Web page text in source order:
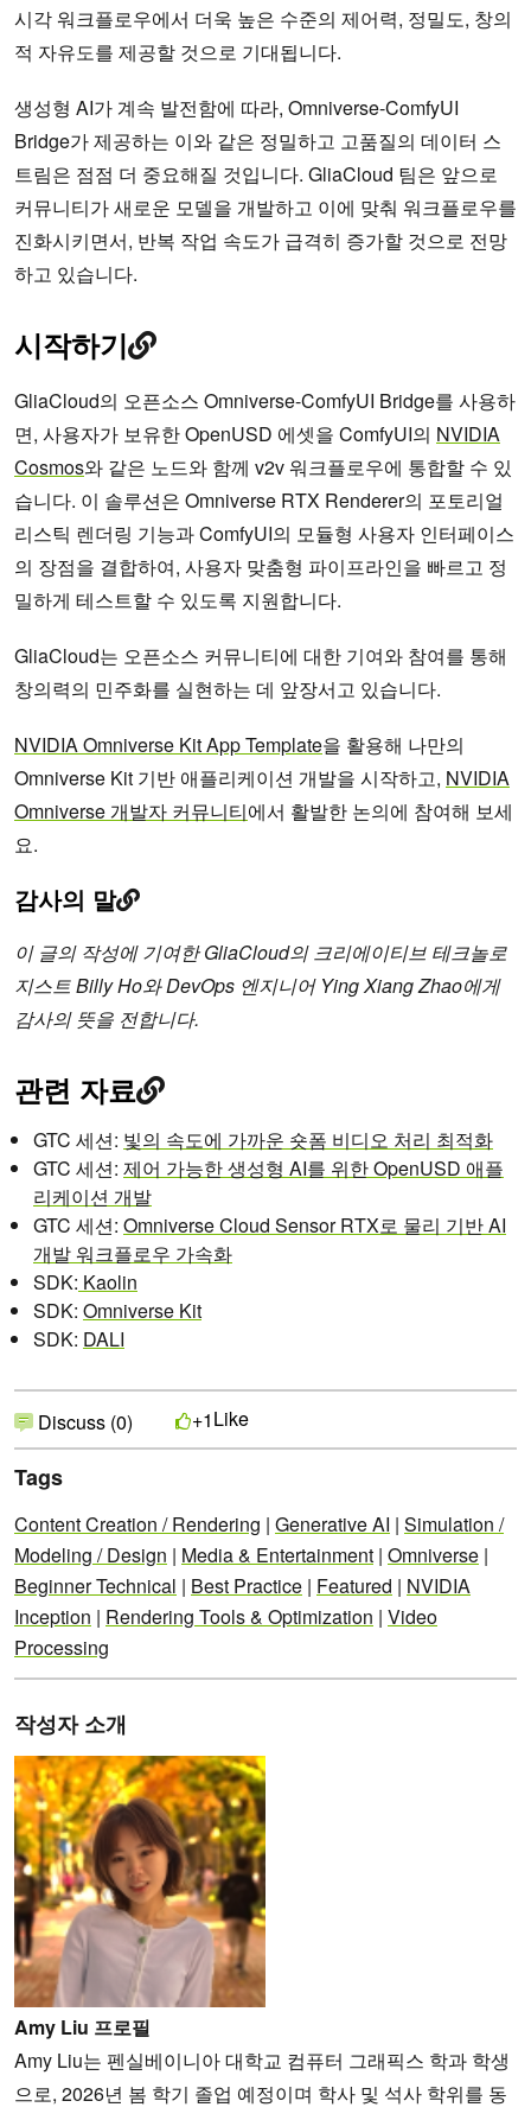
시각 워크플로우에서 더욱 높은 수준의 제어력, 정밀도, 창의
적 자유도를 제공할 것으로 기대됩니다.
생성형 AI가 계속 발전함에 따라, Omniverse-ComfyUI
Bridge가 제공하는 이와 같은 정밀하고 고품질의 데이터 스
트림은 점점 더 중요해질 것입니다. GliaCloud 팀은 앞으로
커뮤니티가 새로운 모델을 개발하고 이에 맞춰 워크플로우를
진화시키면서, 반복 작업 속도가 급격히 증가할 것으로 전망
하고 있습니다.
시작하기
GliaCloud의 오픈소스 Omniverse-ComfyUI Bridge를 사용하
면, 사용자가 보유한 OpenUSD 에셋을 ComfyUI의 NVIDIA
Cosmos와 같은 노드와 함께 v2v 워크플로우에 통합할 수 있
습니다. 이 솔루션은 Omniverse RTX Renderer의 포토리얼
리스틱 렌더링 기능과 ComfyUI의 모듈형 사용자 인터페이스
의 장점을 결합하여, 사용자 맞춤형 파이프라인을 빠르고 정
밀하게 테스트할 수 있도록 지원합니다.
GliaCloud는 오픈소스 커뮤니티에 대한 기여와 참여를 통해
창의력의 민주화를 실현하는 데 앞장서고 있습니다.
NVIDIA Omniverse Kit App Template을 활용해 나만의
Omniverse Kit 기반 애플리케이션 개발을 시작하고, NVIDIA
Omniverse 개발자 커뮤니티에서 활발한 논의에 참여해 보세
요.
감사의 말
이 글의 작성에 기여한 GliaCloud의 크리에이티브 테크놀로
지스트 Billy Ho와 DevOps 엔지니어 Ying Xiang Zhao에게
감사의 뜻을 전합니다.
관련 자료
GTC 세션: 빛의 속도에 가까운 숏폼 비디오 처리 최적화
GTC 세션: 제어 가능한 생성형 AI를 위한 OpenUSD 애플
리케이션 개발
GTC 세션: Omniverse Cloud Sensor RTX로 물리 기반 AI
개발 워크플로우 가속화
SDK: Kaolin
SDK: Omniverse Kit
SDK: DALI
Discuss (0) +1Like
Tags
Content Creation / Rendering | Generative AI | Simulation /
Modeling / Design | Media & Entertainment | Omniverse |
Beginner Technical | Best Practice | Featured | NVIDIA
Inception | Rendering Tools & Optimization | Video
Processing
작성자 소개
Amy Liu 프로필
Amy Liu는 펜실베이니아 대학교 컴퓨터 그래픽스 학과 학생
으로, 2026년 봄 학기 졸업 예정이며 학사 및 석사 학위를 동